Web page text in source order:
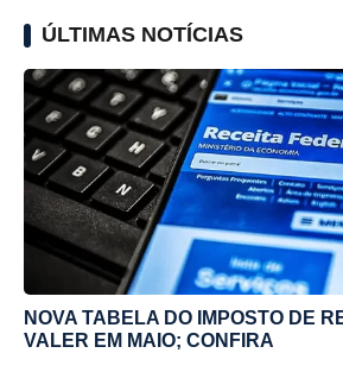
ÚLTIMAS NOTÍCIAS
NOVA TABELA DO IMPOSTO DE
VALER EM MAIO; CONFIRA